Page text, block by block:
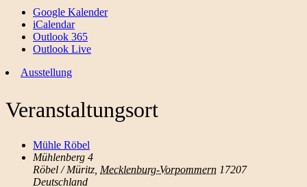
Google Kalender
iCalendar
Outlook 365
Outlook Live
Ausstellung
Veranstaltungsort
Mühle Röbel
Mühlenberg 4
Röbel / Müritz Mecklenburg-Vorpommern 17207
Deutschland